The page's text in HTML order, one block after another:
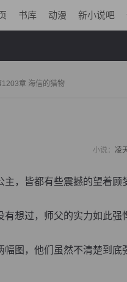
书库 动漫 新小说吧
1203章 海信的猎物
小说： 凌
，皆都有些震撼的望着顾
想过，师父的实力如此强
，他们虽然不清楚到底